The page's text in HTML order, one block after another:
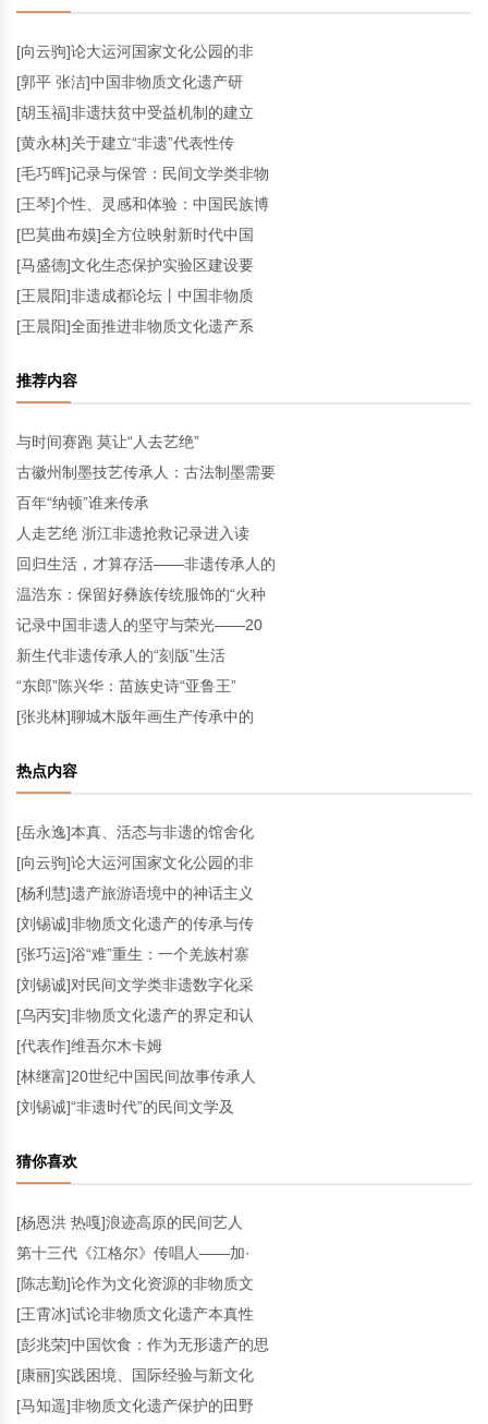
[向云驹]论大运河国家文化公园的非
[郭平 张洁]中国非物质文化遗产研
[胡玉福]非遗扶贫中受益机制的建立
[黄永林]关于建立“非遗”代表性传
[毛巧晖]记录与保管：民间文学类非物
[王琴]个性、灵感和体验：中国民族博
[巴莫曲布嫫]全方位映射新时代中国
[马盛德]文化生态保护实验区建设要
[王晨阳]非遗成都论坛丨中国非物质
[王晨阳]全面推进非物质文化遗产系
推荐内容
与时间赛跑 莫让“人去艺绝”
古徽州制墨技艺传承人：古法制墨需要
百年“纳顿”谁来传承
人走艺绝 浙江非遗抢救记录进入读
回归生活，才算存活——非遗传承人的
温浩东：保留好彝族传统服饰的“火种
记录中国非遗人的坚守与荣光——20
新生代非遗传承人的“刻版”生活
“东郎”陈兴华：苗族史诗“亚鲁王”
[张兆林]聊城木版年画生产传承中的
热点内容
[岳永逸]本真、活态与非遗的馆舍化
[向云驹]论大运河国家文化公园的非
[杨利慧]遗产旅游语境中的神话主义
[刘锡诚]非物质文化遗产的传承与传
[张巧运]浴“难”重生：一个羌族村寨
[刘锡诚]对民间文学类非遗数字化采
[乌丙安]非物质文化遗产的界定和认
[代表作]维吾尔木卡姆
[林继富]20世纪中国民间故事传承人
[刘锡诚]“非遗时代”的民间文学及
猜你喜欢
[杨恩洪 热嘎]浪迹高原的民间艺人
第十三代《江格尔》传唱人——加·
[陈志勤]论作为文化资源的非物质文
[王霄冰]试论非物质文化遗产本真性
[彭兆荣]中国饮食：作为无形遗产的思
[康丽]实践困境、国际经验与新文化
[马知遥]非物质文化遗产保护的田野